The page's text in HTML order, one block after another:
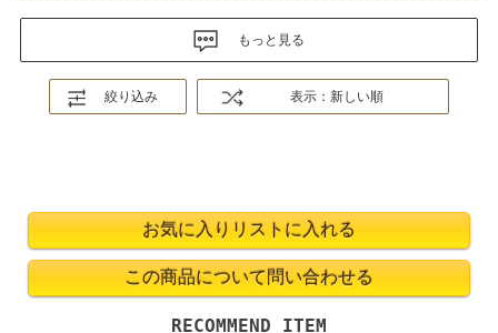
もっと見る
絞り込み 表示：新しい順
RECOMMEND ITEM